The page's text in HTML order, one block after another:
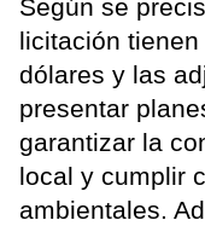
Según se
licitación
dólares y las
presentar
garantizar la
local y cumplir
ambientales.